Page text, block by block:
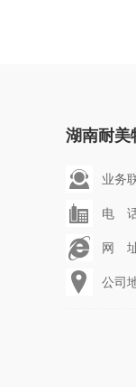
湖南耐美
业务
电
网
公司